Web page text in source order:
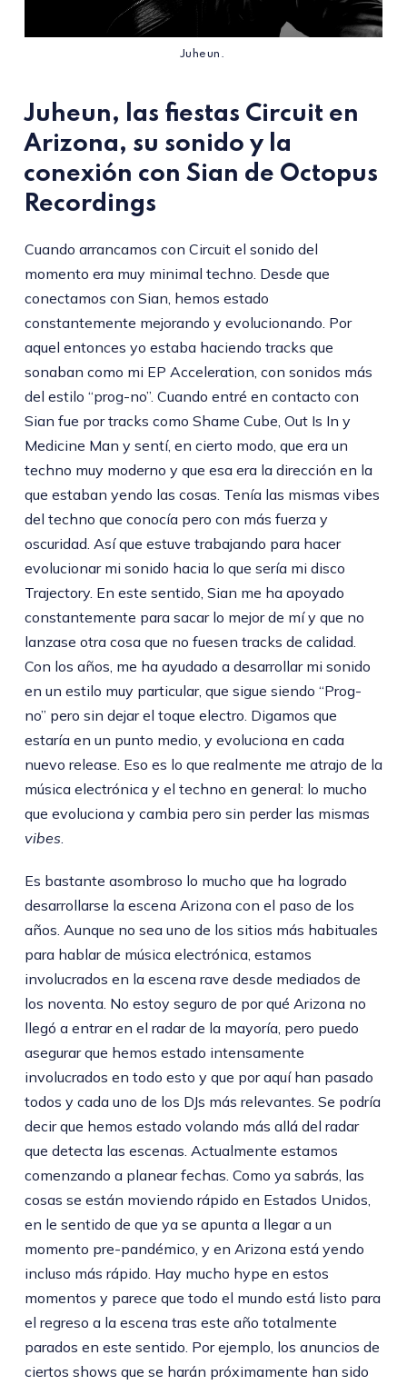
Juheun.
Juheun, las fiestas Circuit en
Arizona, su sonido y la
conexión con Sian de Octopus
Recordings
Cuando arrancamos con Circuit el sonido del
momento era muy minimal techno. Desde que
conectamos con Sian, hemos estado
constantemente mejorando y evolucionando. Por
aquel entonces yo estaba haciendo tracks que
sonaban como mi EP Acceleration, con sonidos más
del estilo “prog-no”. Cuando entré en contacto con
Sian fue por tracks como Shame Cube, Out Is In y
Medicine Man y sentí, en cierto modo, que era un
techno muy moderno y que esa era la dirección en la
que estaban yendo las cosas. Tenía las mismas vibes
del techno que conocía pero con más fuerza y
oscuridad. Así que estuve trabajando para hacer
evolucionar mi sonido hacia lo que sería mi disco
Trajectory. En este sentido, Sian me ha apoyado
constantemente para sacar lo mejor de mí y que no
lanzase otra cosa que no fuesen tracks de calidad.
Con los años, me ha ayudado a desarrollar mi sonido
en un estilo muy particular, que sigue siendo “Prog-
no” pero sin dejar el toque electro. Digamos que
estaría en un punto medio, y evoluciona en cada
nuevo release. Eso es lo que realmente me atrajo de la
música electrónica y el techno en general: lo mucho
que evoluciona y cambia pero sin perder las mismas
vibes
Es bastante asombroso lo mucho que ha logrado
desarrollarse la escena Arizona con el paso de los
años. Aunque no sea uno de los sitios más habituales
para hablar de música electrónica, estamos
involucrados en la escena rave desde mediados de
los noventa. No estoy seguro de por qué Arizona no
llegó a entrar en el radar de la mayoría, pero puedo
asegurar que hemos estado intensamente
involucrados en todo esto y que por aquí han pasado
todos y cada uno de los DJs más relevantes. Se podría
decir que hemos estado volando más allá del radar
que detecta las escenas. Actualmente estamos
comenzando a planear fechas. Como ya sabrás, las
cosas se están moviendo rápido en Estados Unidos,
en le sentido de que ya se apunta a llegar a un
momento pre-pandémico, y en Arizona está yendo
incluso más rápido. Hay mucho hype en estos
momentos y parece que todo el mundo está listo para
el regreso a la escena tras este año totalmente
parados en este sentido. Por ejemplo, los anuncios de
ciertos shows que se harán próximamente han sido